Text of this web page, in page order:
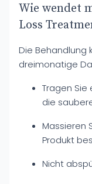
Wie wendet
Loss
Die Behandlung
dreimonatige
Tragen
die
Massieren
Produkt
Nicht